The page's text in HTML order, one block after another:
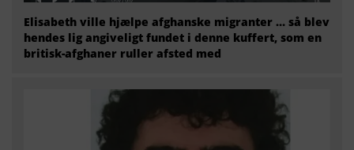
Elisabeth ville hjælpe afghanske migranter … så blev
hendes lig angiveligt fundet i denne kuffert, som en
britisk-afghaner ruller afsted med